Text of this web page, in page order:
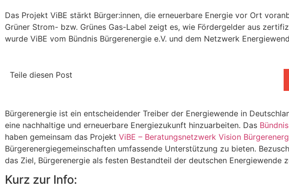
Das Projekt ViBE stärkt Bürger:innen, die erneuerbare Energie vor Ort
Grüner Strom- bzw. Grünes Gas-Label zeigt es, wie Fördergelder aus
wurde ViBE vom Bündnis Bürgerenergie e.V. und dem Netzwerk
Teile diesen Post
Bürgerenergie ist ein entscheidender Treiber der Energiewende in
eine nachhaltige und erneuerbare Energiezukunft hinzuarbeiten. Das
haben gemeinsam das Projekt ViBE – Beratungsnetzwerk Vision
Bürgerenergiegemeinschaften umfassende Unterstützung zu bieten.
das Ziel, Bürgerenergie als festen Bestandteil der deutschen Energiewende
Kurz zur Info: